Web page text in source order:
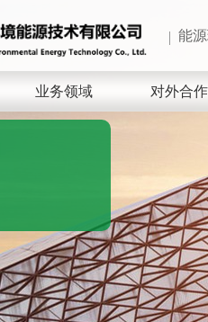
能
业务领域 对外合作